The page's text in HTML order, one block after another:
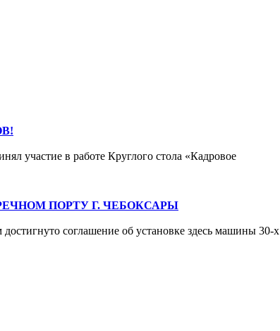
участие в работе Круглого стола «Кадровое
ПОРТУ Г. ЧЕБОКСАРЫ
соглашение об установке здесь машины 30-х